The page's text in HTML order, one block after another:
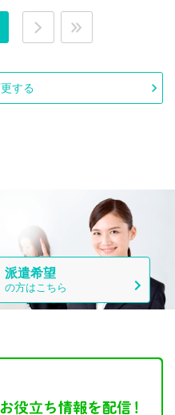
する
派遣希望
の方はこちら